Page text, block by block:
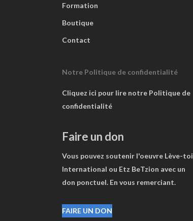
Formation
Boutique
Contact
Notre Politique de confidentialité
Cliquez ici pour lire notre Politique de
confidentialité
Faire un don
Vous pouvez soutenir l'oeuvre Lève-toi
International ou Etz BeTzion avec un
don ponctuel. En vous remerciant.
FAIRE UN DON